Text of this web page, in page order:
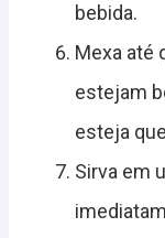
bebida.
Mexa até
estejam
esteja
Sirva em